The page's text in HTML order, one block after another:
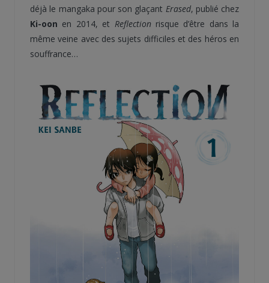
déjà le mangaka pour son glaçant Erased, publié chez
Ki-oon en 2014, et Reflectionrisque d’être dans la
même veine avec des sujets difficiles et des héros en
souffrance…